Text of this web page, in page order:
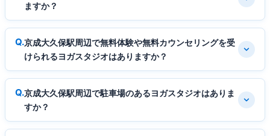
ますか？
京成大久保駅周辺で無料体験や無料カウンセリングを受
けられるヨガスタジオはありますか？
京成大久保駅周辺で駐車場のあるヨガスタジオはありま
すか？